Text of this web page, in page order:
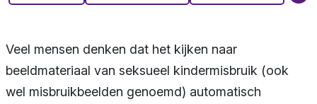
Veel mensen denken dat het kijken naar
beeldmateriaal van seksueel kindermisbruik (ook
wel misbruikbeelden genoemd) automatisch